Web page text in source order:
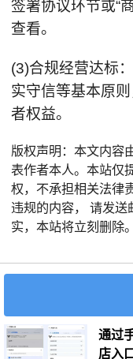
签署协议环节或“
查看。
(3)合规经营达标
实守信等基本原
者权益。
版权声明：本文内容
表作者本人。本站仅
权，不承担相关法律
违规的内容， 请发送
实，本站将立刻删除。
通过
店入口